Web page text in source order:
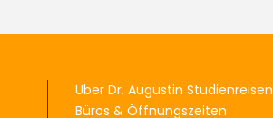
Über Dr. Augustin Studienreisen
Büros & Öffnungszeiten